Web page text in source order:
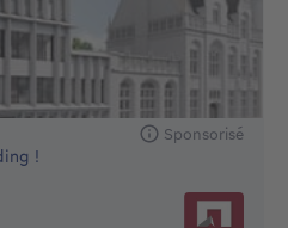
Sponsorisé
!